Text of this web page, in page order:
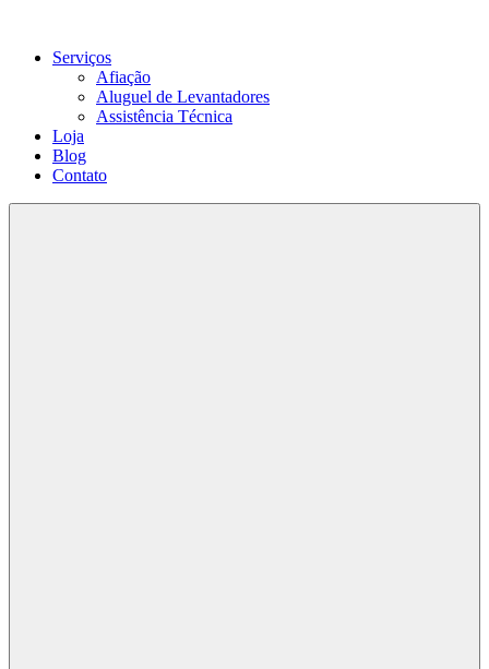
Serviços
Afiação
Aluguel de Levantadores
Assistência Técnica
Loja
Blog
Contato